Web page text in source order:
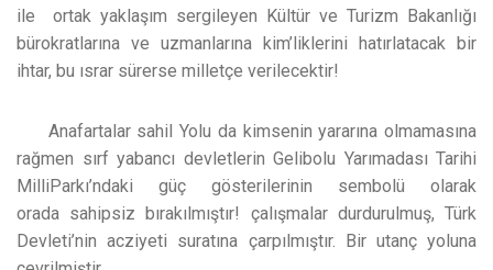
ile ortak yaklaşım sergileyen Kültür ve Turizm Bakanlığı
bürokratlarına ve uzmanlarına kim’liklerini hatırlatacak bir
ihtar, bu ısrar sürerse milletçe verilecektir!
Anafartalar sahil Yolu da kimsenin yararına olmamasına
rağmen sırf yabancı devletlerin Gelibolu Yarımadası Tarihi
MilliParkı’ndaki güç gösterilerinin sembolü olarak
orada sahipsiz bırakılmıştır! çalışmalar durdurulmuş, Türk
Devleti’nin acziyeti suratına çarpılmıştır. Bir utanç yoluna